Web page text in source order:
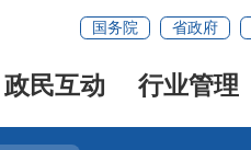
国务院 省政府
政民互动 行业管理